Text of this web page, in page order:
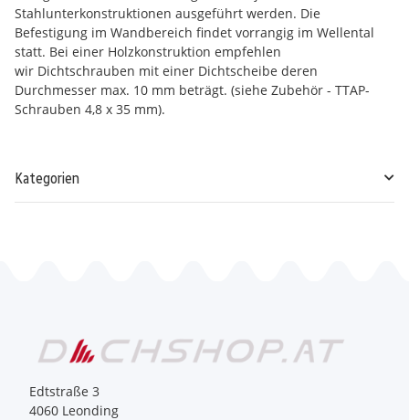
Stahlunterkonstruktionen ausgeführt werden. Die
Befestigung im Wandbereich findet vorrangig im Wellental
statt. Bei einer Holzkonstruktion empfehlen
wir Dichtschrauben mit einer Dichtscheibe deren
Durchmesser max. 10 mm beträgt. (siehe Zubehör - TTAP-
Schrauben 4,8 x 35 mm).
Kategorien
Edtstraße 3
4060 Leonding